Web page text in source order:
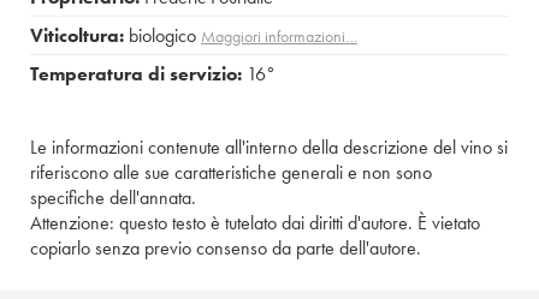
Viticoltura: biologico Maggiori informazioni…
Temperatura di servizio: 16°
Le informazioni contenute all'interno della descrizione del vino si
riferiscono alle sue caratteristiche generali e non sono
specifiche dell'annata.
Attenzione: questo testo è tutelato dai diritti d'autore. È vietato
copiarlo senza previo consenso da parte dell'autore.